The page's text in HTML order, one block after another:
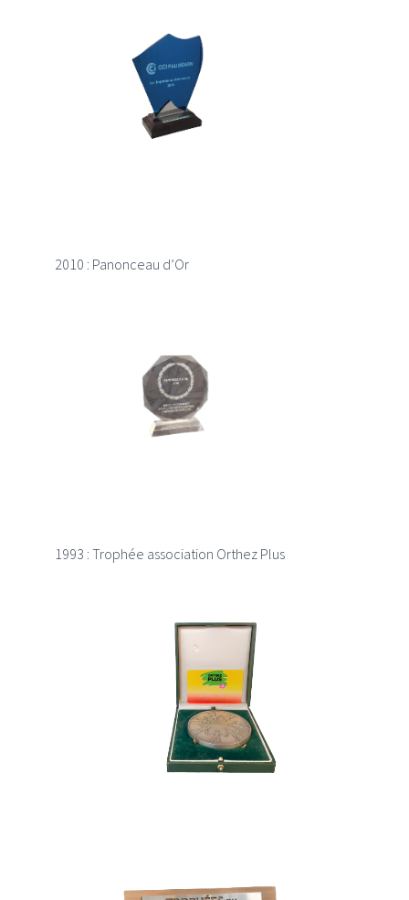
2010 : Panonceau d’Or
1993 : Trophée association Orthez Plus